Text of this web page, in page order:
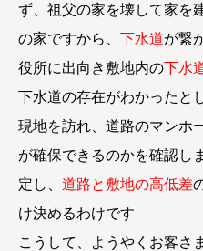
ず、祖父の家を壊して家を
の家ですから、 下水道が繋
役所に出向き敷地内の下水
下水道の存在がわかったと
現地を訪れ、道路のマンホ
が確保できるのかを確認し
定し、 道路と敷地の高低差
け決めるわけです
こうして、ようやくお客さ